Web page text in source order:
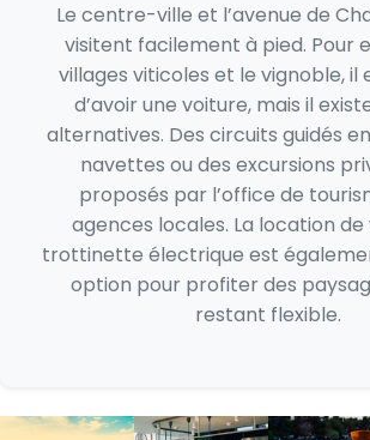
Le centre-ville et l’avenue de
visitent facilement à pied. Pour
villages viticoles et le vignoble, il
d’avoir une voiture, mais il
alternatives. Des circuits guidés
navettes ou des excursions
proposés par l’office de
agences locales. La location de
trottinette électrique est
option pour profiter des
restant flexible.